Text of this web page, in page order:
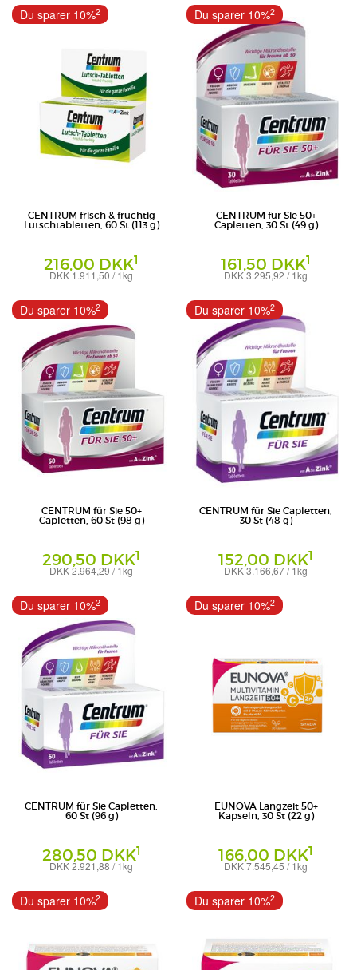
Pfizer Consumer Healthcare GmbH Haleon Germany GmbH
CENTRUM frisch & fruchtig
Lutschtabletten, 60 St (113 g)
216,00 DKK1
DKK 1.911,50 / 1kg
Haleon Germany GmbH
Du sparer 10%2
CENTRUM für Sie 50+
Capletten, 30 St (49 g)
161,50 DKK1
DKK 3.295,92 / 1kg
Haleon Germany GmbH
Du sparer 10%2
CENTRUM für Sie 50+
Capletten, 60 St (98 g)
290,50 DKK1
DKK 2.964,29 / 1kg
Haleon Germany GmbH
Du sparer 10%2
CENTRUM für Sie Capletten,
30 St (48 g)
152,00 DKK1
DKK 3.166,67 / 1kg
Haleon Germany GmbH
Du sparer 10%2
CENTRUM für Sie Capletten,
60 St (96 g)
280,50 DKK1
DKK 2.921,88 / 1kg
Haleon Germany GmbH
Du sparer 10%2
EUNOVA Langzeit 50+
Kapseln, 30 St (22 g)
166,00 DKK1
DKK 7.545,45 / 1kg
PHARBIL PHARMA GMBH
Du sparer 10%2
Du sparer 10%2 Du sparer 10%2